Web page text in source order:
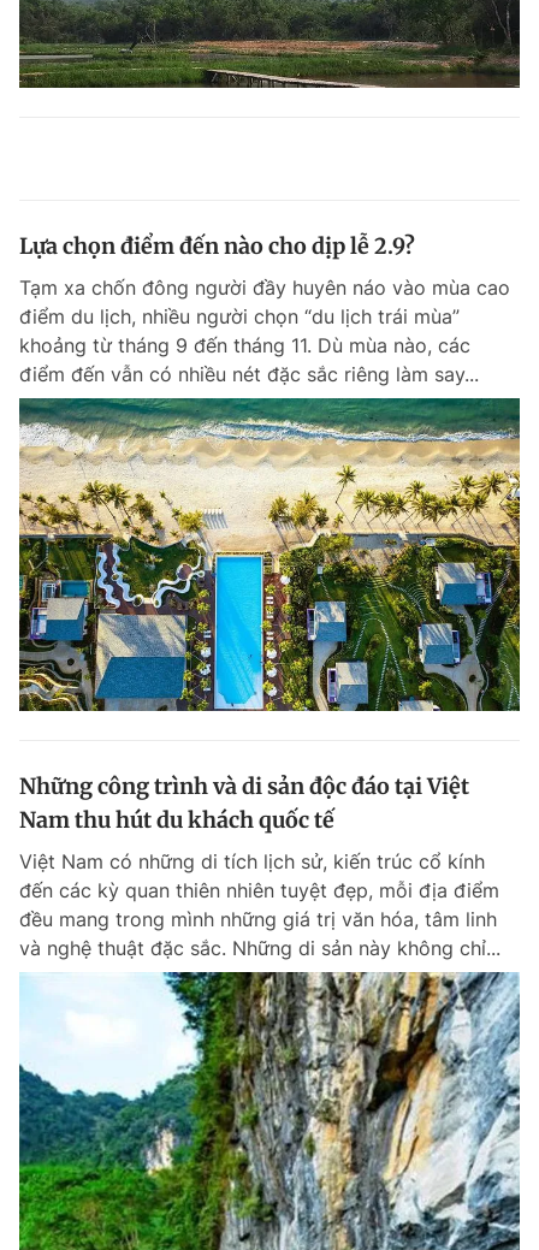
Lựa chọn điểm đến nào cho dịp lễ 2.9?
Tạm xa chốn đông người đầy huyên náo vào mùa cao
điểm du lịch, nhiều người chọn “du lịch trái mùa”
khoảng từ tháng 9 đến tháng 11. Dù mùa nào, các
điểm đến vẫn có nhiều nét đặc sắc riêng làm say...
Những công trình và di sản độc đáo tại Việt
Nam thu hút du khách quốc tế
Việt Nam có những di tích lịch sử, kiến trúc cổ kính
đến các kỳ quan thiên nhiên tuyệt đẹp, mỗi địa điểm
đều mang trong mình những giá trị văn hóa, tâm linh
và nghệ thuật đặc sắc. Những di sản này không chỉ...